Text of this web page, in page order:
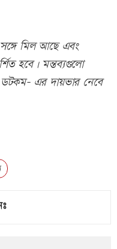
মিল আছে এবং
হবে। মন্তব্যগুলো
এর দায়ভার নেবে